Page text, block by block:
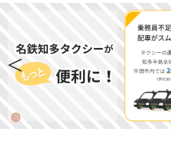
Previous